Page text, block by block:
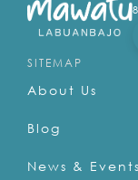
SITEMAP
About Us
Blog
News & Events